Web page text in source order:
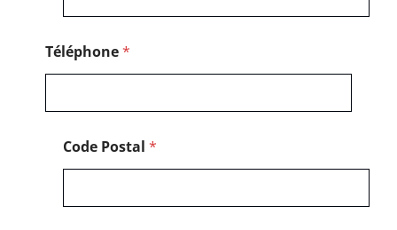
Téléphone*
Code Postal *